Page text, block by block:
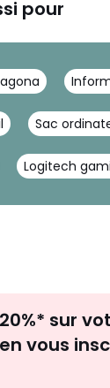
pour
Sac
Logitech
sur
vous